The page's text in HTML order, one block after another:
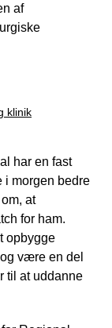
af
klinik
har en fast
i morgen bedre
at
for ham.
opbygge
være en del
til at uddanne